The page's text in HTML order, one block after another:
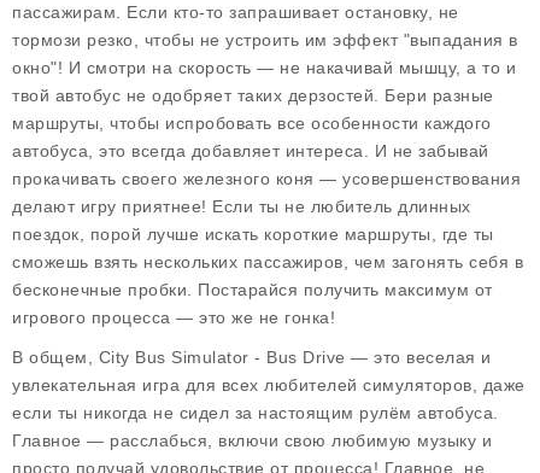
пассажирам. Если кто-то запрашивает остановку, не
тормози резко, чтобы не устроить им эффект "выпадания в
окно"! И смотри на скорость — не накачивай мышцу, а то и
твой автобус не одобряет таких дерзостей. Бери разные
маршруты, чтобы испробовать все особенности каждого
автобуса, это всегда добавляет интереса. И не забывай
прокачивать своего железного коня — усовершенствования
делают игру приятнее! Если ты не любитель длинных
поездок, порой лучше искать короткие маршруты, где ты
сможешь взять нескольких пассажиров, чем загонять себя в
бесконечные пробки. Постарайся получить максимум от
игрового процесса — это же не гонка!
В общем, City Bus Simulator - Bus Drive — это веселая и
увлекательная игра для всех любителей симуляторов, даже
если ты никогда не сидел за настоящим рулём автобуса.
Главное — расслабься, включи свою любимую музыку и
просто получай удовольствие от процесса! Главное, не